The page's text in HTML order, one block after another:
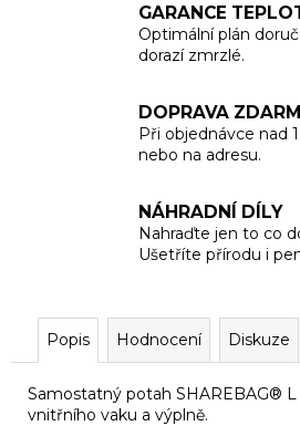
GARANCE
Optimální plán
dorazí zmrzlé.
DOPRAVA
Při objednávce nad
nebo na adresu.
NÁHRADNÍ DÍLY
Nahraďte jen to co
Ušetříte přírodu i
Popis Hodnocení Diskuze
Samostatný potah SHAREBAG®
vnitřního vaku a výplně.